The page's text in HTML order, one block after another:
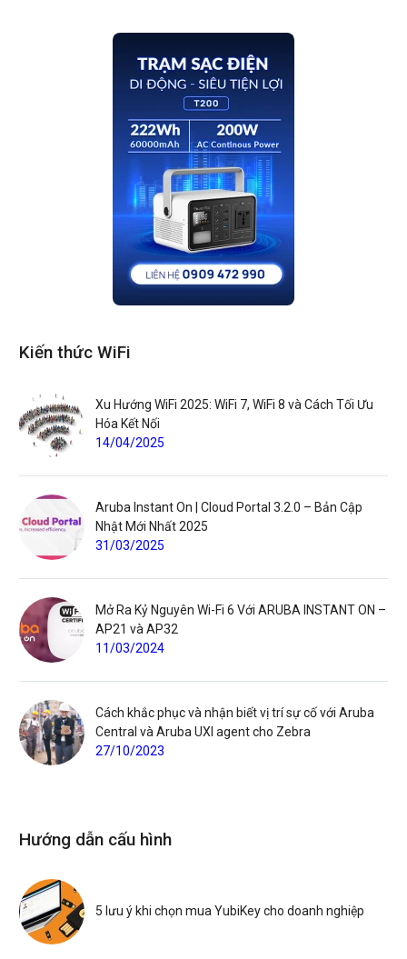
Kiến thức WiFi
Xu Hướng WiFi 2025: WiFi 7, WiFi 8 và Cách Tối Ưu
Hóa Kết Nối
14/04/2025
Aruba Instant On | Cloud Portal 3.2.0 – Bản Cập
Nhật Mới Nhất 2025
31/03/2025
Mở Ra Kỷ Nguyên Wi-Fi 6 Với ARUBA INSTANT ON –
AP21 và AP32
11/03/2024
Cách khắc phục và nhận biết vị trí sự cố với Aruba
Central và Aruba UXI agent cho Zebra
27/10/2023
Hướng dẫn cấu hình
5 lưu ý khi chọn mua YubiKey cho doanh nghiệp